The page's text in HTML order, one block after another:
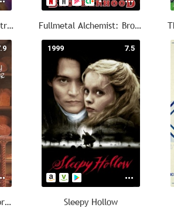
Dr. Strange (Doctor Extraño) Fullmetal Alchemist: Brotherhood
Nicky, la aprendiz de bruja
7.5
1999
Sleepy Hollow